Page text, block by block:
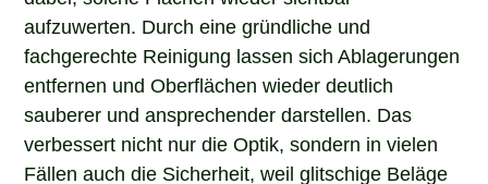
aufzuwerten. Durch eine gründliche und
fachgerechte Reinigung lassen sich Ablagerungen
entfernen und Oberflächen wieder deutlich
sauberer und ansprechender darstellen. Das
verbessert nicht nur die Optik, sondern in vielen
Fällen auch die Sicherheit, weil glitschige Beläge